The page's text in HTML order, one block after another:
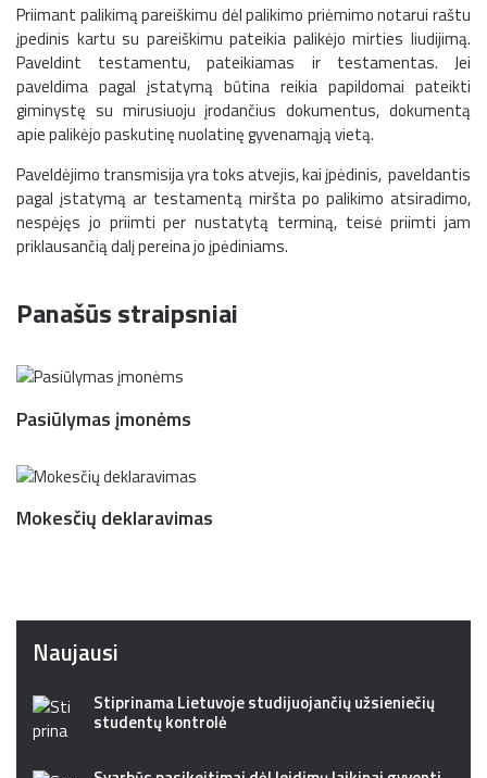
Priimant palikimą pareiškimu dėl palikimo priėmimo notarui raštu
įpedinis kartu su pareiškimu pateikia palikėjo mirties liudijimą.
Paveldint testamentu, pateikiamas ir testamentas. Jei
paveldima pagal įstatymą būtina reikia papildomai pateikti
giminystę su mirusiuoju įrodančius dokumentus, dokumentą
apie palikėjo paskutinę nuolatinę gyvenamąją vietą.
Paveldėjimo transmisija yra toks atvejis, kai įpėdinis, paveldantis
pagal įstatymą ar testamentą miršta po palikimo atsiradimo,
nespėjęs jo priimti per nustatytą terminą, teisė priimti jam
priklausančią dalį pereina jo įpėdiniams.
Panašūs straipsniai
Pasiūlymas įmonėms
Mokesčių deklaravimas
Naujausi
Stiprinama Lietuvoje studijuojančių užsieniečių
studentų kontrolė